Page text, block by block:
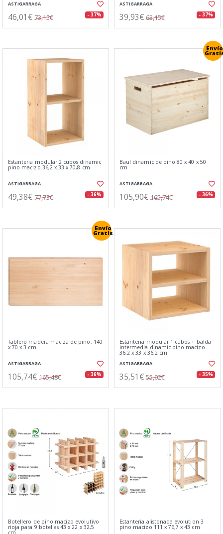
ASTIGARRAGA
46,01€ 73,15€ - 37%
ASTIGARRAGA
39,93€ 63,15€ - 37%
Estanteria modular 2 cubos dinamic
pino macizo 36,2 x 33 x 70,8 cm
ASTIGARRAGA
49,38€ 77,73€ - 36%
Envío
Baul dinamic de pino 80 x 40 x 50
cm
ASTIGARRAGA
105,90€ 165,74€ - 36%
Envío
Gratis
Tablero madera maciza de pino, 140
x 70 x 3 cm
ASTIGARRAGA
105,74€ 165,48€ - 36%
Estanteria modular 1 cubos + balda
intermedia dinamic pino macizo
36,2 x 33 x 36,2 cm
ASTIGARRAGA
35,51€ 55,02€ - 35%
Botellero de pino macizo evolutivo
rioja para 9 botellas 43 x 22 x 32,5
cm
Estanteria alistonada evolution 3
pino macizo 111 x 76,7 x 43 cm